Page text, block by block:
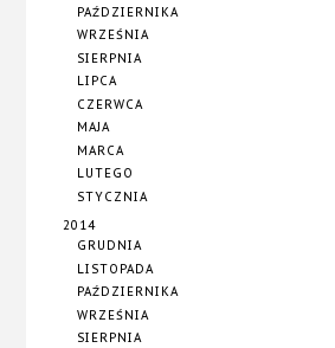
PAŹDZIERNIKA
WRZEŚNIA
SIERPNIA
LIPCA
CZERWCA
MAJA
MARCA
LUTEGO
STYCZNIA
2014
GRUDNIA
LISTOPADA
PAŹDZIERNIKA
WRZEŚNIA
SIERPNIA